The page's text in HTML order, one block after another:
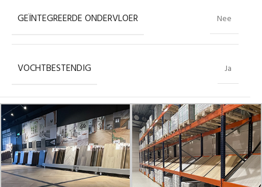
GEÏNTEGREERDE ONDERVLOER Nee
VOCHTBESTENDIG Ja